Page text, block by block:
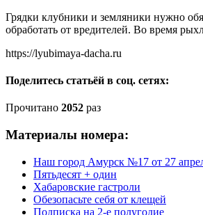
Грядки клубники и земляники нужно
обработать от вредителей. Во время
https://lyubimaya-dacha.ru
Поделитесь статьёй в соц. сетях:
Прочитано 2052 раз
Материалы номера:
Наш город Амурск №17 от 27
Пятьдесят + один
Хабаровские гастроли
Обезопасьте себя от клещей
Подписка на 2-е полугодие